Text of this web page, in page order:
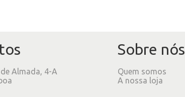
Almada, 4-A
Sobre nós
Quem somos
A nossa loja